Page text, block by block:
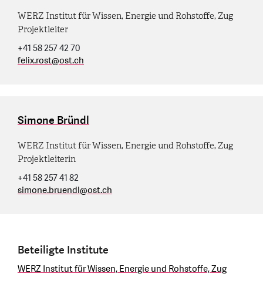
WERZ Institut für Wissen, Energie und Rohstoffe, Zug
Projektleiter
+41 58 257 42 70
felix.rost@ost.ch
Simone Bründl
WERZ Institut für Wissen, Energie und Rohstoffe, Zug
Projektleiterin
+41 58 257 41 82
simone.bruendl@ost.ch
Beteiligte Institute
WERZ Institut für Wissen, Energie und Rohstoffe, Zug